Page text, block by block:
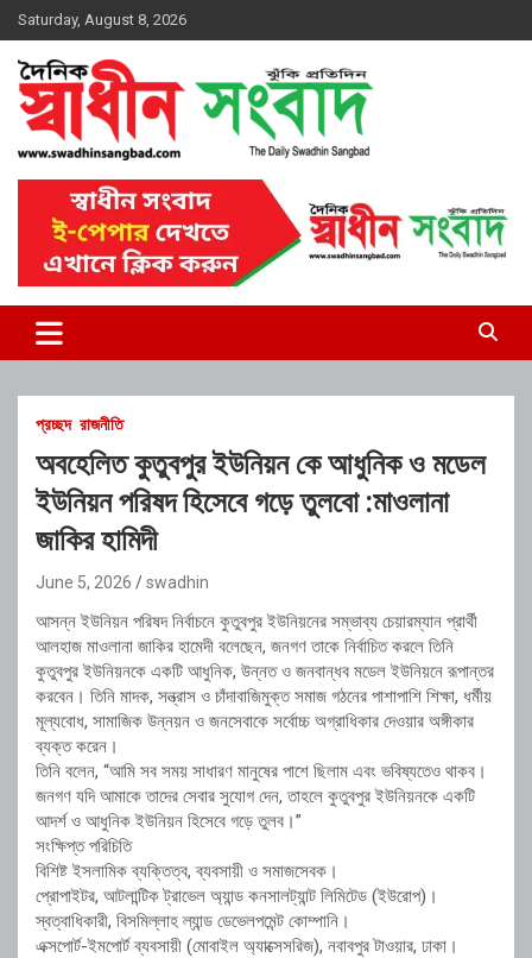
Skip
to
content
Saturday, August 8, 2026
দৈনিক স্বাধীন সংবাদ
প্রচ্ছদ রাজনীতি
অবহেলিত কুতুবপুর ইউনিয়ন কে আধুনিক ও মডেল
ইউনিয়ন পরিষদ হিসেবে গড়ে তুলবো :মাওলানা
জাকির হামিদী
June 5, 2026 swadhin
আসন্ন ইউনিয়ন পরিষদ নির্বাচনে কুতুবপুর ইউনিয়নের সম্ভাব্য চেয়ারম্যান প্রার্থী
আলহাজ মাওলানা জাকির হামেদী বলেছেন, জনগণ তাকে নির্বাচিত করলে তিনি
কুতুবপুর ইউনিয়নকে একটি আধুনিক, উন্নত ও জনবান্ধব মডেল ইউনিয়নে রূপান্তর
করবেন। তিনি মাদক, সন্ত্রাস ও চাঁদাবাজিমুক্ত সমাজ গঠনের পাশাপাশি শিক্ষা, ধর্মীয়
মূল্যবোধ, সামাজিক উন্নয়ন ও জনসেবাকে সর্বোচ্চ অগ্রাধিকার দেওয়ার অঙ্গীকার
ব্যক্ত করেন।
তিনি বলেন, “আমি সব সময় সাধারণ মানুষের পাশে ছিলাম এবং ভবিষ্যতেও থাকব।
জনগণ যদি আমাকে তাদের সেবার সুযোগ দেন, তাহলে কুতুবপুর ইউনিয়নকে একটি
আদর্শ ও আধুনিক ইউনিয়ন হিসেবে গড়ে তুলব।”
সংক্ষিপ্ত পরিচিতি
বিশিষ্ট ইসলামিক ব্যক্তিত্ব, ব্যবসায়ী ও সমাজসেবক।
প্রোপাইটর, আটলান্টিক ট্রাভেল অ্যান্ড কনসালট্যান্ট লিমিটেড (ইউরোপ)।
স্বত্বাধিকারী, বিসমিল্লাহ ল্যান্ড ডেভেলপমেন্ট কোম্পানি।
এক্সপোর্ট-ইমপোর্ট ব্যবসায়ী (মোবাইল অ্যাক্সেসরিজ), নবাবপুর টাওয়ার, ঢাকা।